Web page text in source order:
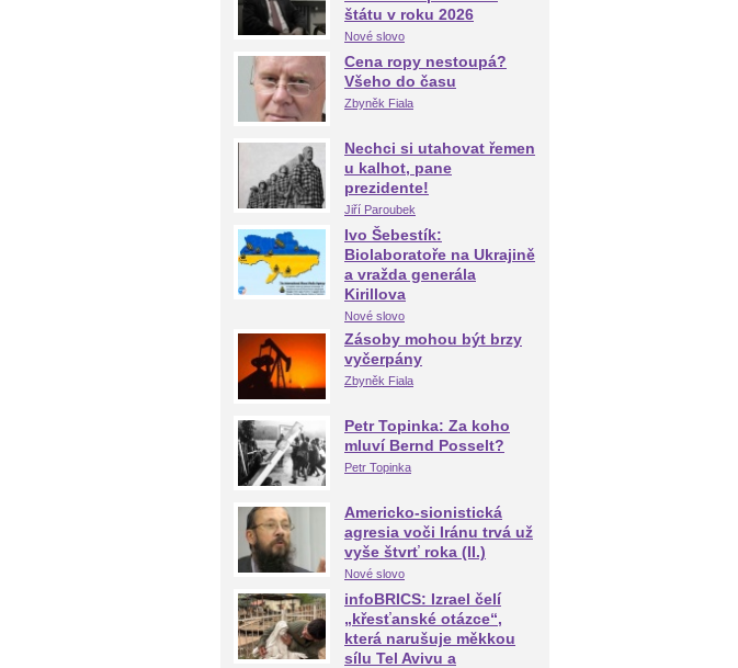
štátu v roku 2026
Nové slovo
Cena ropy nestoupá?
Všeho do času
Zbyněk Fiala
Nechci si utahovat řemen
u kalhot, pane
prezidente!
Jiří Paroubek
Ivo Šebestík:
Biolaboratoře na Ukrajině
a vražda generála
Kirillova
Nové slovo
Zásoby mohou být brzy
vyčerpány
Zbyněk Fiala
Petr Topinka: Za koho
mluví Bernd Posselt?
Petr Topinka
Americko-sionistická
agresia voči Iránu trvá už
vyše štvrť roka (II.)
Nové slovo
infoBRICS: Izrael čelí
„křesťanské otázce“,
která narušuje měkkou
sílu Tel Avivu a